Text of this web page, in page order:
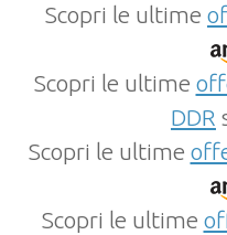
Scopri le ultime
Scopri le ultime
DDR
Scopri le ultime
Scopri le ultime